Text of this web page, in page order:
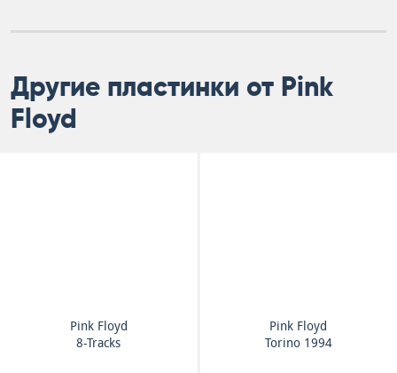
Другие пластинки от Pink
Floyd
Pink Floyd
8-Tracks
Pink Floyd
Torino 1994